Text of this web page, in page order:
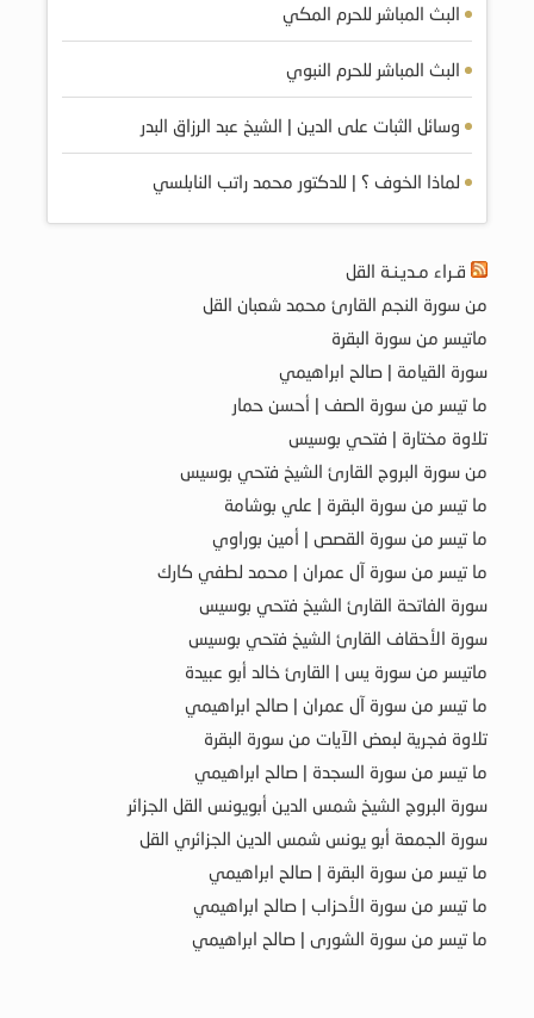
البث المباشر للحرم المكي
البث المباشر للحرم النبوي
وسائل الثبات على الدين | الشيخ عبد الرزاق البدر
لماذا الخوف ؟ | للدكتور محمد راتب النابلسي
قـراء مـديـنـة القل
من سورة النجم القارئ محمد شعبان القل
ماتيسر من سورة البقرة
سورة القيامة | صالح ابراهيمي
ما تيسر من سورة الصف | أحسن حمار
تلاوة مختارة | فتحي بوسيس
من سورة البروج القارئ الشيخ فتحي بوسيس
ما تيسر من سورة البقرة | علي بوشامة
ما تيسر من سورة القصص | أمين بوراوي
ما تيسر من سورة آل عمران | محمد لطفي كارك
سورة الفاتحة القارئ الشيخ فتحي بوسيس
سورة الأحقاف القارئ الشيخ فتحي بوسيس
ماتيسر من سورة يس | القارئ خالد أبو عبيدة
ما تيسر من سورة آل عمران | صالح ابراهيمي
تلاوة فجرية لبعض الآيات من سورة البقرة
ما تيسر من سورة السجدة | صالح ابراهيمي
سورة البروج الشيخ شمس الدين أبويونس القل الجزائر
سورة الجمعة أبو يونس شمس الدين الجزائري القل
ما تيسر من سورة البقرة | صالح ابراهيمي
ما تيسر من سورة الأحزاب | صالح ابراهيمي
ما تيسر من سورة الشورى | صالح ابراهيمي